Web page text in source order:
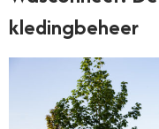
kledingbeheer